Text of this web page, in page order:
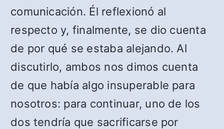
comunicación. Él reflexionó al
respecto y, finalmente, se dio cuenta
de por qué se estaba alejando. Al
discutirlo, ambos nos dimos cuenta
de que había algo insuperable para
nosotros: para continuar, uno de los
dos tendría que sacrificarse por